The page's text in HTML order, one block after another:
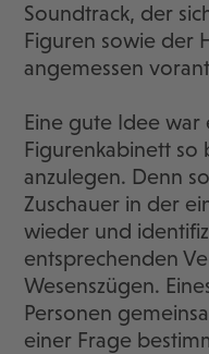
Soundtrack, der
Figuren sowie der
angemessen
Eine gute Idee war
Figurenkabinett so
anzulegen. Denn
Zuschauer in der
wieder und
entsprechenden
Wesenszügen.
Personen
einer Frage